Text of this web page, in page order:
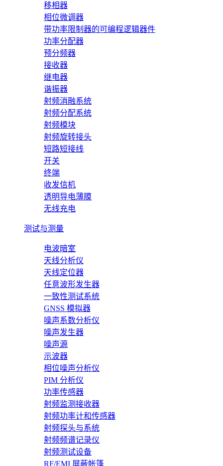
移相器
相位微调器
带功率限制器的可编程逻辑器件
功率分配器
预分频器
接收器
继电器
谐振器
射频消融系统
射频分配系统
射频模块
射频旋转接头
短路短接线
开关
终端
收发信机
透明导电薄膜
无线充电
测试与测量
电波暗室
天线分析仪
天线定位器
任意波形发生器
一致性测试系统
GNSS 模拟器
噪声系数分析仪
噪声发生器
噪声源
示波器
相位噪声分析仪
PIM 分析仪
功率传感器
射频监测接收器
射频功率计和传感器
射频探头与系统
射频频谱记录仪
射频测试设备
RF/EMI 屏蔽帐篷